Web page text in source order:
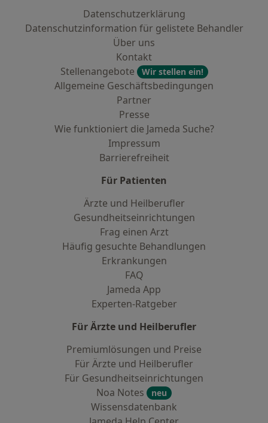
Datenschutzerklärung
Datenschutzinformation für gelistete Behandler
Über uns
Kontakt
Stellenangebote
Wir stellen ein!
Allgemeine Geschäftsbedingungen
Partner
Presse
Wie funktioniert die Jameda Suche?
Impressum
Barrierefreiheit
Für Patienten
Ärzte und Heilberufler
Gesundheitseinrichtungen
Frag einen Arzt
Häufig gesuchte Behandlungen
Erkrankungen
FAQ
Jameda App
Experten-Ratgeber
Für Ärzte und Heilberufler
Premiumlösungen und Preise
Für Ärzte und Heilberufler
Für Gesundheitseinrichtungen
Noa Notes
neu
Wissensdatenbank